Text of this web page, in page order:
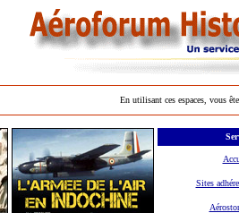
En utilisant ces espaces, vous
Sites